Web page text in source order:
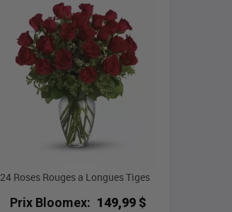
24 Roses Rouges a Longues Tiges
Prix Bloomex: 149,99 $